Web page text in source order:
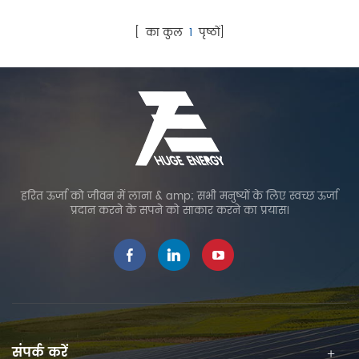
डिज़ाइन किया गया है। यह
है। संपूर्ण स्थिरता सुनिश्चित करने
के लिए संरचना के लिए कार्बन
स्टील को मुख्य सामग्री के रूप में
[ का कुल 1 पृष्ठों]
हरित ऊर्जा को जीवन में लाना & amp; सभी मनुष्यों के लिए स्वच्छ ऊर्जा
प्रदान करने के सपने को साकार करने का प्रयास।
संपर्क करें